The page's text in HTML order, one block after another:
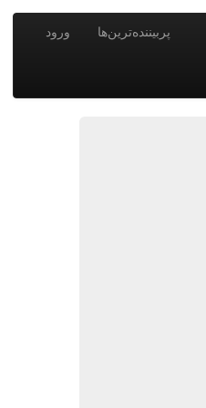
پربیننده‌ترین‌ها ورود